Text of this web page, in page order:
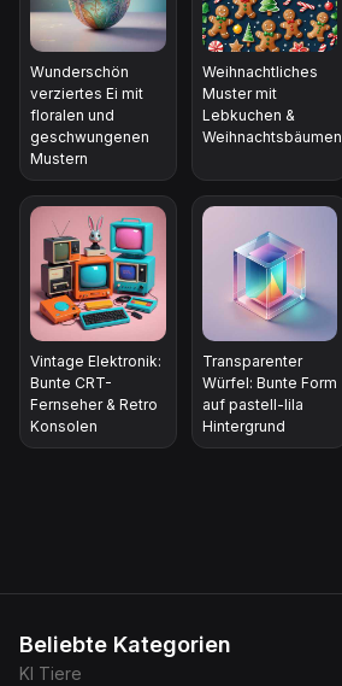
Wunderschön
verziertes Ei mit
floralen und
geschwungenen
Mustern
Weihnachtliches
Muster mit
Lebkuchen &
Weihnachtsbäumen
Vintage Elektronik:
Bunte CRT-
Fernseher & Retro
Konsolen
Transparenter
Würfel: Bunte Form
auf pastell-lila
Hintergrund
Beliebte Kategorien
KI Tiere